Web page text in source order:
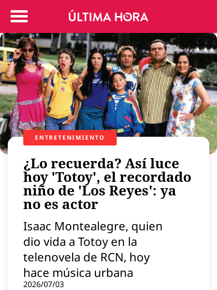
Colombia
Judicial
Politica
Regiones
Deportes
Positivas
Entretenimiento
Vida
Mundo
Virales
Tecnología
Economía
Estilo de vida
Contenido patrocinado
Instagram
ENTRETENIMIENTO
¿Lo recuerda? Así luce
hoy 'Totoy', el recordado
niño de 'Los Reyes': ya
no es actor
Isaac Montealegre, quien
dio vida a Totoy en la
telenovela de RCN, hoy
hace música urbana
2026/07/03